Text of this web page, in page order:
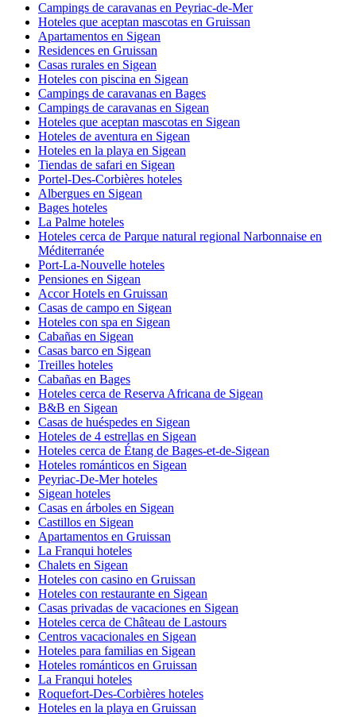
Campings de caravanas en Peyriac-de-Mer
Hoteles que aceptan mascotas en Gruissan
Apartamentos en Sigean
Residences en Gruissan
Casas rurales en Sigean
Hoteles con piscina en Sigean
Campings de caravanas en Bages
Campings de caravanas en Sigean
Hoteles que aceptan mascotas en Sigean
Hoteles de aventura en Sigean
Hoteles en la playa en Sigean
Tiendas de safari en Sigean
Portel-Des-Corbières hoteles
Albergues en Sigean
Bages hoteles
La Palme hoteles
Hoteles cerca de Parque natural regional Narbonnaise en
Méditerranée
Port-La-Nouvelle hoteles
Pensiones en Sigean
Accor Hotels en Gruissan
Casas de campo en Sigean
Hoteles con spa en Sigean
Cabañas en Sigean
Casas barco en Sigean
Treilles hoteles
Cabañas en Bages
Hoteles cerca de Reserva Africana de Sigean
B&B en Sigean
Casas de huéspedes en Sigean
Hoteles de 4 estrellas en Sigean
Hoteles cerca de Étang de Bages-et-de-Sigean
Hoteles románticos en Sigean
Peyriac-De-Mer hoteles
Sigean hoteles
Casas en árboles en Sigean
Castillos en Sigean
Apartamentos en Gruissan
La Franqui hoteles
Chalets en Sigean
Hoteles con casino en Gruissan
Hoteles con restaurante en Sigean
Casas privadas de vacaciones en Sigean
Hoteles cerca de Château de Lastours
Centros vacacionales en Sigean
Hoteles para familias en Sigean
Hoteles románticos en Gruissan
La Franqui hoteles
Roquefort-Des-Corbières hoteles
Hoteles en la playa en Gruissan